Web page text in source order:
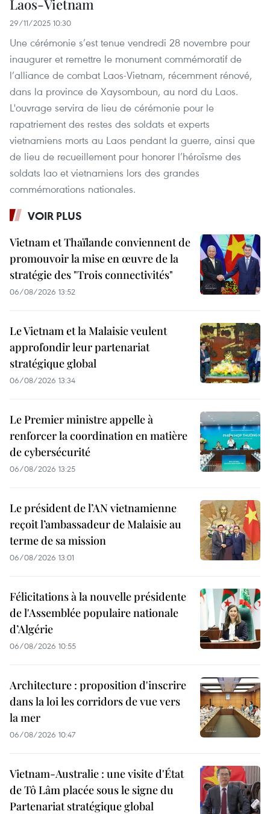
Laos-Vietnam
29/11/2025 10:30
Une cérémonie s’est tenue vendredi 28 novembre pour
inaugurer et remettre le monument commémoratif de
l’alliance de combat Laos-Vietnam, récemment rénové,
dans la province de Xaysomboun, au nord du Laos.
L'ouvrage servira de lieu de cérémonie pour le
rapatriement des restes des soldats et experts
vietnamiens morts au Laos pendant la guerre, ainsi que
de lieu de recueillement pour honorer l’héroïsme des
soldats lao et vietnamiens lors des grandes
commémorations nationales.
VOIR PLUS
Vietnam et Thaïlande conviennent de
promouvoir la mise en œuvre de la
stratégie des "Trois connectivités"
06/08/2026 13:52
Le Vietnam et la Malaisie veulent
approfondir leur partenariat
stratégique global
06/08/2026 13:34
Le Premier ministre appelle à
renforcer la coordination en matière
de cybersécurité
06/08/2026 13:25
Le président de l’AN vietnamienne
reçoit l’ambassadeur de Malaisie au
terme de sa mission
06/08/2026 13:01
Félicitations à la nouvelle présidente
de l'Assemblée populaire nationale
d’Algérie
06/08/2026 10:55
Architecture : proposition d'inscrire
dans la loi les corridors de vue vers
la mer
06/08/2026 10:47
Vietnam-Australie : une visite d'État
de Tô Lâm placée sous le signe du
Partenariat stratégique global